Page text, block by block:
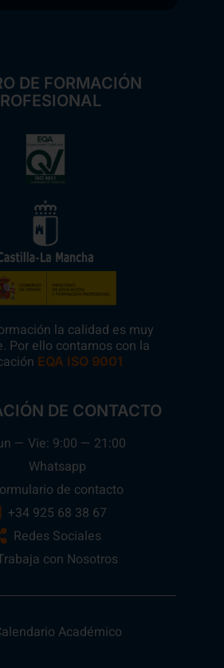
DE FORMACIÓN
la calidad es muy
Por ello contamos con la
EQA ISO 9001
DE CONTACTO
— Vie: 9:00 — 21:00
Whatsapp
de contacto
+34 925 68 38 67
Redes Sociales
con Nosotros
Académico